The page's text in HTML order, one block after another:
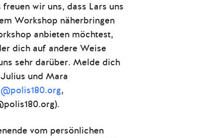
wir uns, dass Lars uns
Workshop näherbringen
anbieten möchtest,
dich auf andere Weise
sehr darüber. Melde dich
und Mara
,
vom persönlichen